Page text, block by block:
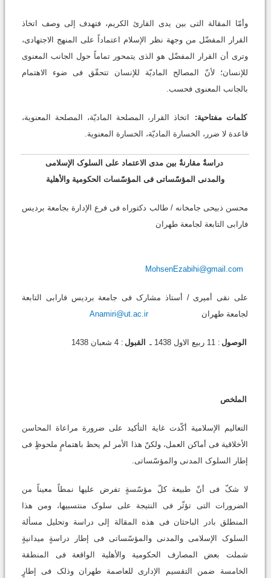
وأمّا المقالة التی بین یدی القارئ الکریم، فتهدف إلى وصف اتخاذ
القرار المفضّل من وجهة نظر الإسلام اعتماداً على المنهج الاجتهادی،
وترى أن القرار المفضّل هو الذی یتمحور تماماً حول الجانب المعنوی
للإنسان؛ لأنّ المصالح المادیّة للإنسان تتحقّق فی ضوء الاهتمام
بالجانب المعنوی فحسب.
کلمات مفتاحیة:
اتخاذ القرار، المصلحة المادیّة، المصلحة المعنویة،
قاعدة لا ضرر، الخسارة المادیّة، الخسارة المعنویة.
دراسةٌ مقارنةٌ بین مدى الاعتماد على السلوک الإسلامی
والمدنی المؤسّساتی فی المؤسّسات الحکومیة والأهلیة
محسن ذبیحی جامخانه / طالب دکتوراه فی فرع الإدارة بجامعة بردیس
فارابی التابعة لجامعة طهران
MohsenEzabihi@gmail.com
علی نقی أمیری / أستاذ مشارک فی جامعة بردیس فارابی التابعة
لجامعة طهران
Anamiri@ut.ac.ir
الوصول : 11 ربیع الاول 1438 ـ القبول : 4 شعبان 1438
الملخص
التعالیم الإسلامیة أکّدت غایة التأکید على ضرورة مراعاة المحاسن
الأخلاقیة فی أماکن العمل، ولکنّ هذا الأمر لم یحظ باهتمامٍ ملحوظٍ فی
إطار السلوک المدنی والمؤسّساتی.
لا شکّ فی أنّ طبیعة کلّ مؤسّسةٍ تفرض علیها نمطاً معیناً من
الضرورات التی تؤثّر فی النتیجة على سلوک منتسبیها، ومن هذا
المنطلق بادر الباحثان فی هذه المقالة إلى دراسة وتحلیل مسألة
السلوک الإسلامی والمدنی والمؤسّساتی فی إطار دراسةٍ میدانیةٍ
شملت بعض المصارف الحکومیة والأهلیة الواقعة فی المنطقة
الخامسة ضمن التقسیم الإداری للعاصمة طهران وذلک فی إطارٍ